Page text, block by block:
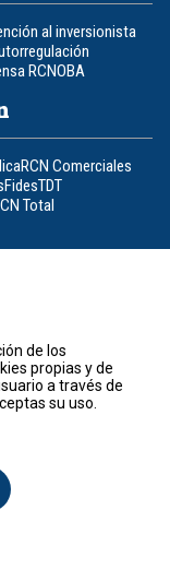
al inversionista
RCNOBA
RCN Comerciales
FidesTDT
Total
de los
propias y de
a través de
su uso.